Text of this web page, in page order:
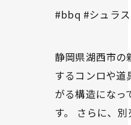
#bbq #シュラ
静岡県湖西市の
するコンロや道
がる構造になっ
す。 さらに、